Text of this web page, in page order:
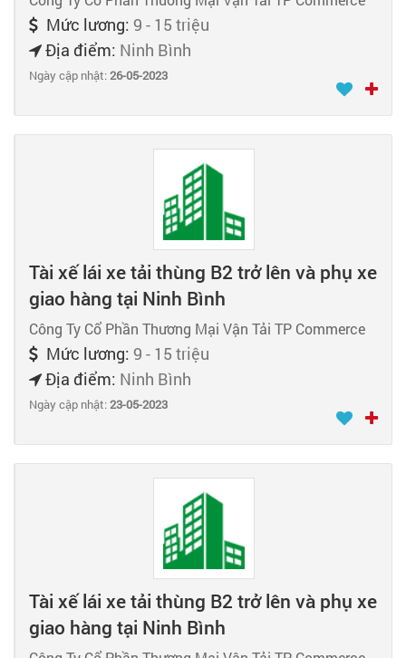
Mức lương: 9 - 15 triệu
Địa điểm: Ninh Bình
Ngày cập nhật:26-05-2023
Tài xế lái xe tải thùng B2 trở lên và phụ xe
giao hàng tại Ninh Bình
Công Ty Cổ Phần Thương Mại Vận Tải TP Commerce
Mức lương: 9 - 15 triệu
Địa điểm: Ninh Bình
Ngày cập nhật:23-05-2023
Tài xế lái xe tải thùng B2 trở lên và phụ xe
giao hàng tại Ninh Bình